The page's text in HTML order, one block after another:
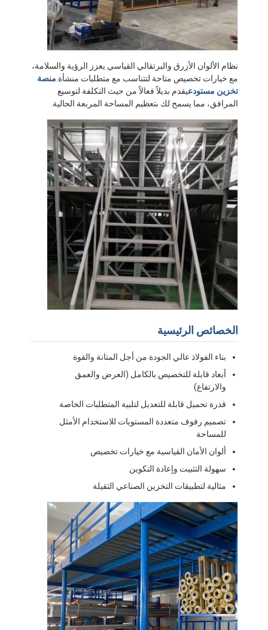
الصفحة الرئيسية
منتجات
فيديوهات
معلومات عنا
جولة في المصنع
مراقبة الجودة
اتصل بنا
أخبار
القضايا
اطلب عرض أسعار
رف تخزين المستودعات
رف عرض السوبر ماركت
ادفع الأرفف للخلف
قد في الأرفف
الأرفف مكوك الراديو
أرفف ممر ضيق جدا
رف الميزانين
منصة الهيكل الصلب
علب البلاستيك من هيدبليو
المنصات الصلب
نظام الألوان الأزرق والبرتقالي القياسي يعزز الرؤية والسلامة،
مع خيارات تخصيص متاحة لتتناسب مع متطلبات منشأة. منصة
تخزين مستودعيقدم بديلاً فعالاً من حيث التكلفة لتوسيع
المرافق، مما يسمح لك بتعظيم المساحة المربعة الحالية.
الخصائص الرئيسية
بناء الفولاذ عالي الجودة من أجل المتانة والقوة
أبعاد قابلة للتخصيص بالكامل (العرض والعمق
والارتفاع)
قدرة تحميل قابلة للتعديل لتلبية المتطلبات الخاصة
تصميم رفوف متعددة المستويات للاستخدام الأمثل
للمساحة
ألوان الأمان القياسية مع خيارات تخصيص
سهولة التثبيت وإعادة التكوين
مثالية لتطبيقات التخزين الصناعي الثقيلة